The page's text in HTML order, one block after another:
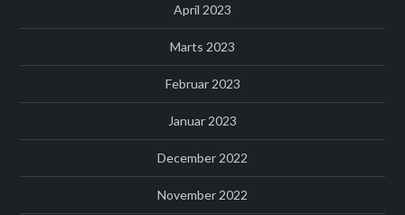
April 2023
Marts 2023
Februar 2023
Januar 2023
December 2022
November 2022